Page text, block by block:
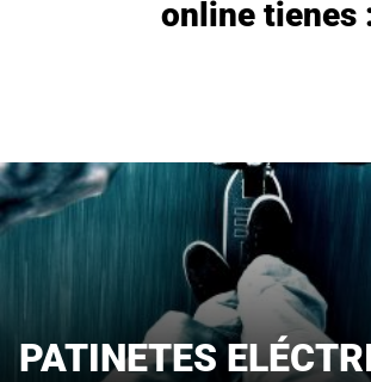
online tienes
PATINETES